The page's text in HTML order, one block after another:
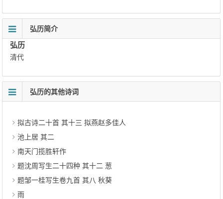
弘历简介
弘历
清代
弘历的其他诗词
拟古诗二十首 其十三 拟燕赵多佳人
池上居 其二
南天门揽胜轩作
题沈周写生二十四种 其十二 葱
题邹一桂写生卷九首 其八 秋葵
雨